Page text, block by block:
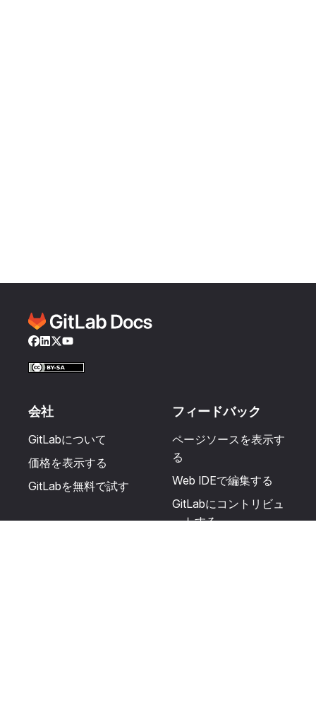
Facebook
LinkedIn
Twitter
YouTube
会社
GitLabについて
価格を表示する
GitLabを無料で試す
フィードバック
ページソースを表示す
る
Web IDEで編集する
GitLabにコントリビュ
ートする